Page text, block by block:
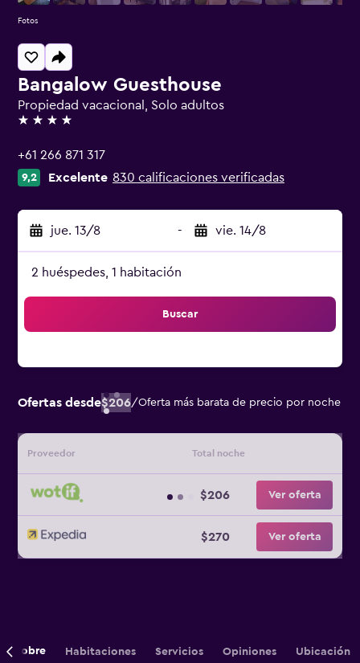
Bangalow Guesthouse
Propiedad vacacional, Solo adultos
4 estrellas
+61 266 871 317
9,2 Excelente 830 calificaciones verificadas
jue. 13/8 - vie. 14/8
2 huéspedes, 1 habitación
Buscar
Ofertas desde$206/Oferta más barata de precio por noche
Proveedor Total noche
$206 Ver oferta
$270 Ver oferta
Fotos
Sobre Habitaciones Servicios Opiniones Ubicación